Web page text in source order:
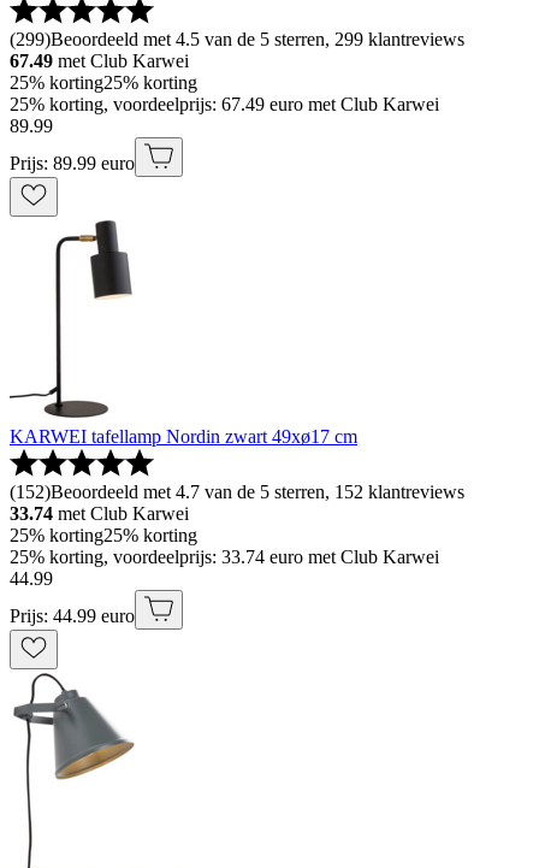
(299)Beoordeeld met 4.5 van de 5 sterren, 299 klantreviews
67.49 met Club Karwei
25% korting25% korting
25% korting, voordeelprijs: 67.49 euro met Club Karwei
89.99
Prijs: 89.99 euro
KARWEI tafellamp Nordin zwart 49xø17 cm
(152)Beoordeeld met 4.7 van de 5 sterren, 152 klantreviews
33.74 met Club Karwei
25% korting25% korting
25% korting, voordeelprijs: 33.74 euro met Club Karwei
44.99
Prijs: 44.99 euro